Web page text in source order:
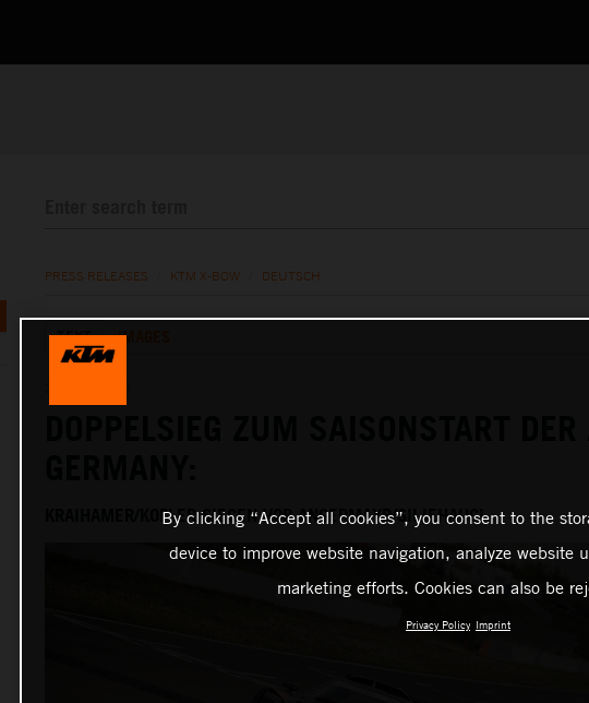
PRESS RELEASES KTM X-BOW DEUTSCH
TEXT IMAGES
KRAIHAMER/KOFLER SIEGEN VOR ANGERMAYR/SILJEHAUG!
By clicking “Accept all cookies”, you consent to the
device to improve website navigation, analyze website
marketing efforts. Cookies can also be
Privacy Policy Imprint